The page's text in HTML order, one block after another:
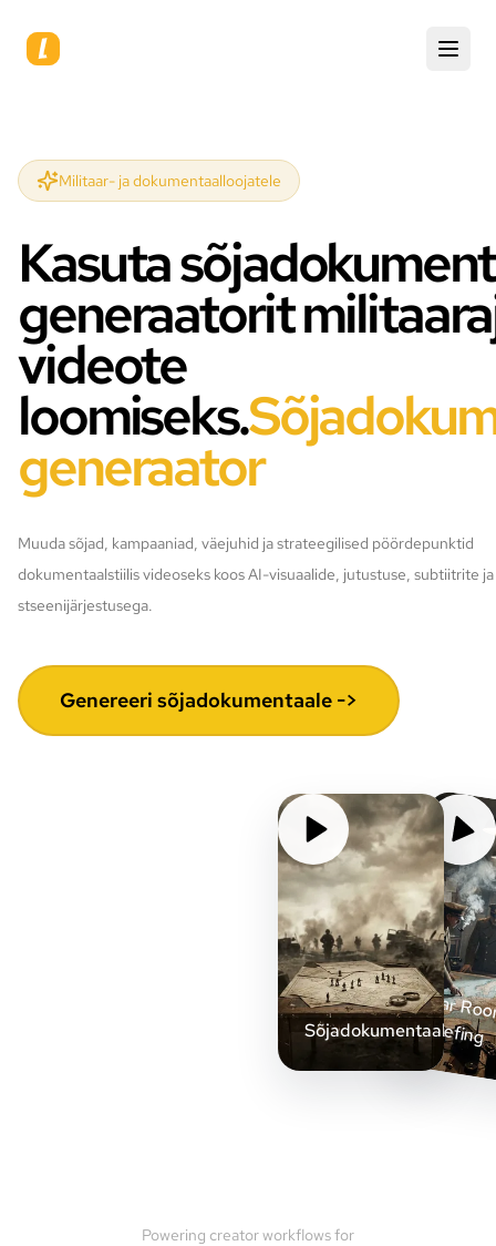
Militaar- ja dokumentaalloojatele
Kasuta
generaatorit
videote
loomiseks.
generaator
Muuda sõjad, kampaaniad, väejuhid ja strateegilised pöördepunktid
dokumentaalstiilis videoseks koos AI-visuaalide, jutustuse, subtiitrite ja
stseenijärjestusega.
Genereeri sõjadokumentaale ->
Sõjadokumentaal
ar
Briefing
Powering creator workflows for